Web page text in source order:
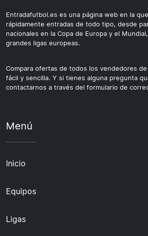
Entradafutbol.es es una página web en la
rápidamente entradas de todo tipo, desde
nacionales en la Copa de Europa y el
grandes ligas europeas.
Compara ofertas de todos los vendedores
fácil y sencilla. Y si tienes alguna pregunta
contactarnos a través del formulario de
Menú
Inicio
Equipos
Ligas